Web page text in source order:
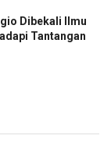
Dibekali Ilmu
Tantangan